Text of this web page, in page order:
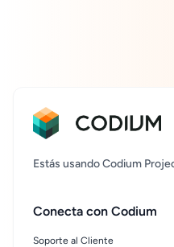
Estás usando Codium
Conecta con Codium
Soporte al Cliente